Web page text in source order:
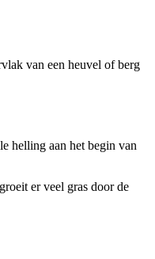
van een heuvel of berg
helling aan het begin van
er veel gras door de